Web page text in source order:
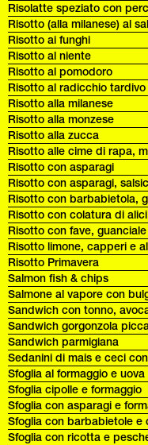
Risolatte speziato con
Risotto (alla milanese) al
Risotto ai funghi
Risotto al niente
Risotto al pomodoro
Risotto al radicchio
Risotto alla milanese
Risotto alla monzese
Risotto alla zucca
Risotto alle cime di rapa,
Risotto con asparagi
Risotto con asparagi,
Risotto con barbabietola,
Risotto con colatura di
Risotto con fave,
Risotto limone, capperi e
Risotto Primavera
Salmon fish & chips
Salmone al vapore con
Sandwich con tonno,
Sandwich gorgonzola
Sandwich parmigiana
Sedanini di mais e ceci
Sfoglia al formaggio e uova
Sfoglia cipolle e formaggio
Sfoglia con asparagi e
Sfoglia con barbabietole e
Sfoglia con ricotta e